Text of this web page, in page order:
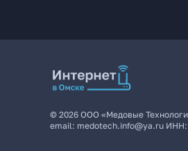
© 2026 ООО «Медовые
email: medotech.info@ya.ru ИНН: